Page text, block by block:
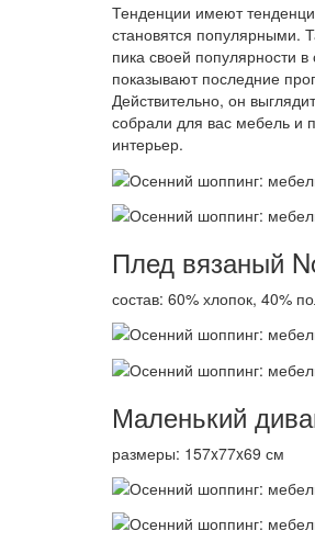
Тенденции имеют
становятся популярными.
пика своей популярности
показывают последние
Действительно, он
собрали для вас мебель и
интерьер.
Плед вязаный
состав: 60% хлопок, 40%
Маленький
размеры: 157x77x69 см